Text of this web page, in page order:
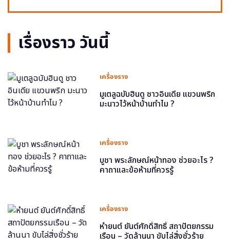
เรื่องราว วันนี้
เครื่องราง
มูเตลูฉบับฮินดู ชาวอินเดีย แขวนพริก
มะนาวไว้หน้าบ้านทำไม ?
เครื่องราง
บูชา พระลักษณ์หน้าทอง ช่วยอะไร ?
คาถาและข้อห้ามที่ควรรู้
เครื่องราง
หำยนต์ ยันต์ศักดิ์สิทธิ์ สถาปัตยกรรม
เรือน – วัดล้านนา ขับไล่สิ่งชั่วร้าย